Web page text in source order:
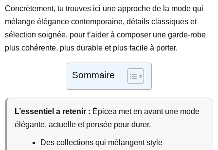
Concrètement, tu trouves ici une approche de la mode qui
mélange élégance contemporaine, détails classiques et
sélection soignée, pour t’aider à composer une garde-robe
plus cohérente, plus durable et plus facile à porter.
Sommaire
L’essentiel a retenir : Épicea met en avant une mode
élégante, actuelle et pensée pour durer.
Des collections qui mélangent style